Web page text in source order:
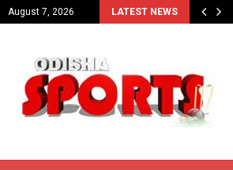
August 7, 2026 LATEST NEWS